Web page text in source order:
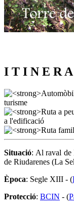
I T I N E R
Situació: Al raval de
de Riudarenes (La
Època: Segle XIII - (
Protecció: BCIN - (